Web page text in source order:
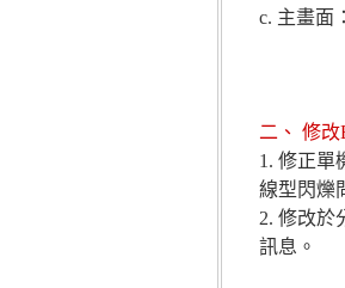
c. 主畫面
二、 修改
1. 修正單
線型閃爍
2. 修改於
訊息。